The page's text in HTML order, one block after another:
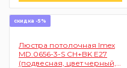
скидка -5%
Люстра потолочная Imex
MD.0656-3-S CH+BK Е27
(подвесная, цвет черный,